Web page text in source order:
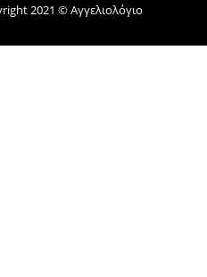
2021 © Αγγελιολόγιο